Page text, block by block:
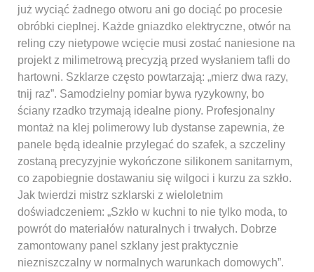
już wyciąć żadnego otworu ani go dociąć po procesie
obróbki cieplnej. Każde gniazdko elektryczne, otwór na
reling czy nietypowe wcięcie musi zostać naniesione na
projekt z milimetrową precyzją przed wysłaniem tafli do
hartowni. Szklarze często powtarzają: „mierz dwa razy,
tnij raz”. Samodzielny pomiar bywa ryzykowny, bo
ściany rzadko trzymają idealne piony. Profesjonalny
montaż na klej polimerowy lub dystanse zapewnia, że
panele będą idealnie przylegać do szafek, a szczeliny
zostaną precyzyjnie wykończone silikonem sanitarnym,
co zapobiegnie dostawaniu się wilgoci i kurzu za szkło.
Jak twierdzi mistrz szklarski z wieloletnim
doświadczeniem: „Szkło w kuchni to nie tylko moda, to
powrót do materiałów naturalnych i trwałych. Dobrze
zamontowany panel szklany jest praktycznie
niezniszczalny w normalnych warunkach domowych”.